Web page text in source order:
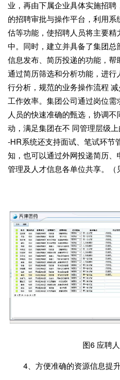
业，再由下属企业具体实施招
的招聘审批与操作平台，利用
估等功能，使招聘人员将主要精
中。同时，建立并具备了集团
信息发布、简历投递的功能，帮
通过简历筛选和分析功能，进
行分析，规范的业务操作流程
工作效率。集团公司通过岗位
人员的快速准确的甄选，协调
动，满足集团在不 同管理层级
-HR系统还支持面试、笔试环节
知，也可以通过外网投递简历
管理及人才信息各单位共享。（
图6 应聘
4 、方便准确的资源信息提